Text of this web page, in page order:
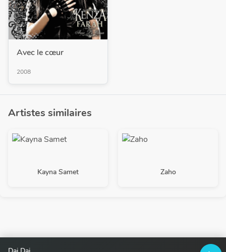
Avec le cœur
2008
Artistes similaires
Kayna Samet Zaho